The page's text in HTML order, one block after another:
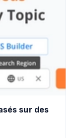
sur des